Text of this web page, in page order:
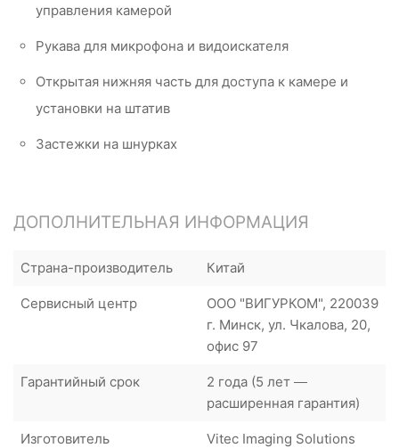
управления камерой
Рукава для микрофона и видоискателя
Открытая нижняя часть для доступа к камере и
установки на штатив
Застежки на шнурках
ДОПОЛНИТЕЛЬНАЯ ИНФОРМАЦИЯ
Страна-производитель Китай
Сервисный центр
ООО "ВИГУРКОМ", 220039
г. Минск, ул. Чкалова, 20,
офис 97
Гарантийный срок
2 года (5 лет —
расширенная гарантия)
Изготовитель
Vitec Imaging Solutions